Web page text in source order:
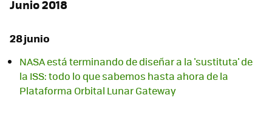
Junio 2018
28 junio
NASA está terminando de diseñar a la 'sustituta' de
la ISS: todo lo que sabemos hasta ahora de la
Plataforma Orbital Lunar Gateway